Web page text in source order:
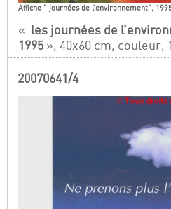
Affiche " journées de l’environnement",
« les journées de
1995 », 40x60 cm, couleur,
20070641/4